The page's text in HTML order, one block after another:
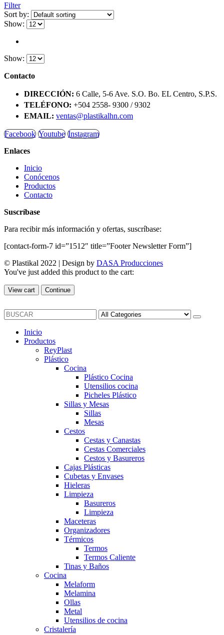
Filter
Sort by:
Show:
Show:
Contacto
DIRECCIÓN: 6 Calle, 5-6 Ave. S.O. Bo. EL Centro, S.P.S.
TELÉFONO: +504 2558- 9300 / 9302
EMAIL: ventas@plastikalhn.com
Facebook Youtube Instagram
Enlaces
Inicio
Conócenos
Productos
Contacto
Suscríbase
Para recibir más información y ofertas, suscríbase:
[contact-form-7 id=”1512″ title=”Footer Newsletter Form”]
© Plastikal 2022 | Design by DASA Producciones
You've just added this product to the cart:
View cart Continue
Inicio
Productos
ReyPlast
Plástico
Cocina
Plástico Cocina
Utensilios cocina
Picheles Plástico
Sillas y Mesas
Sillas
Mesas
Cestos
Cestas y Canastas
Cestas Comerciales
Cestos y Basureros
Cajas Plásticas
Cubetas y Envases
Hieleras
Limpieza
Basureros
Limpieza
Maceteras
Organizadores
Térmicos
Termos
Termos Caliente
Tinas y Baños
Cocina
Melaform
Melamina
Ollas
Metal
Utensilios de cocina
Cristalería